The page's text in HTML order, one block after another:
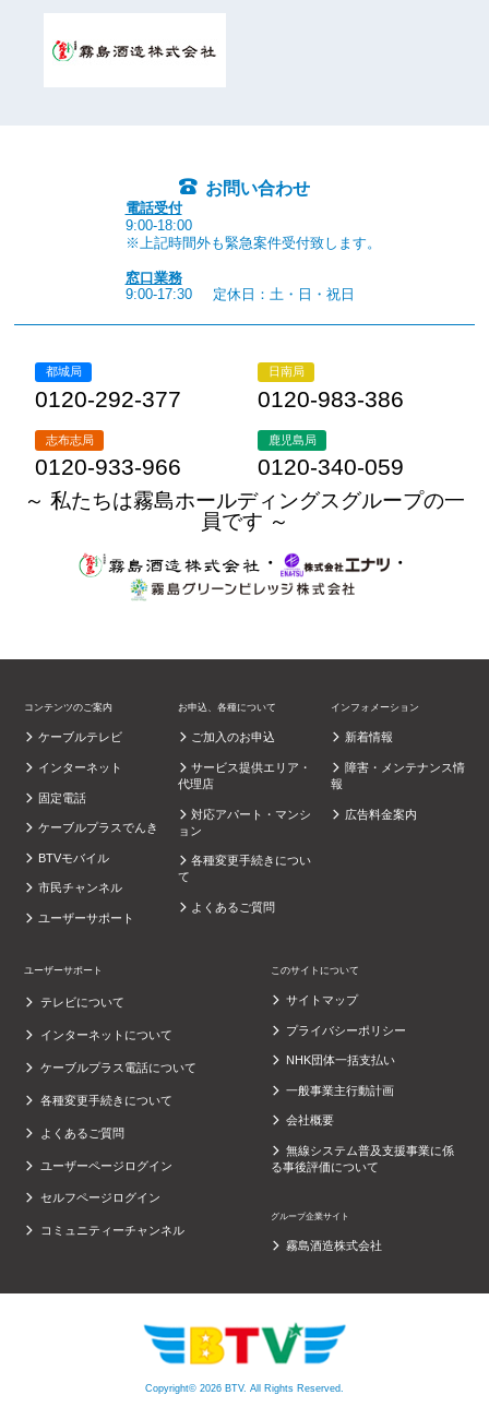
お問い合わせ
電話受付
9:00-18:00
※上記時間外も緊急案件受付致します。
窓口業務
9:00-17:30
定休日：土・日・祝日
都城局
0120-292-377
日南局
0120-983-386
志布志局
0120-933-966
鹿児島局
0120-340-059
～ 私たちは霧島ホールディングスグループの一
員です ～
・
・
コンテンツのご案内
ケーブルテレビ
インターネット
固定電話
ケーブルプラスでんき
BTVモバイル
市民チャンネル
ユーザーサポート
お申込、各種について
ご加入のお申込
サービス提供エリア・
代理店
対応アパート・マンシ
ョン
各種変更手続きについ
て
よくあるご質問
インフォメーション
新着情報
障害・メンテナンス情
報
広告料金案内
ユーザーサポート
テレビについて
インターネットについて
ケーブルプラス電話について
各種変更手続きについて
よくあるご質問
ユーザーページログイン
セルフページログイン
コミュニティーチャンネル
このサイトについて
サイトマップ
プライバシーポリシー
NHK団体一括支払い
一般事業主行動計画
会社概要
無線システム普及支援事業に係
る事後評価について
グループ企業サイト
霧島酒造株式会社
Copyright© 2026 BTV. All Rights Reserved.